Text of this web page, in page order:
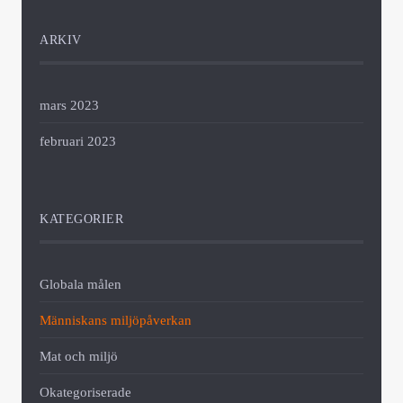
ARKIV
mars 2023
februari 2023
KATEGORIER
Globala målen
Människans miljöpåverkan
Mat och miljö
Okategoriserade